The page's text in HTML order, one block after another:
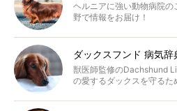
ヘルニアに強い動物病院
野で情報をお届け！
ダックスフンド 病気辞
獣医師監修のDachshund
の愛するダックスを守るた